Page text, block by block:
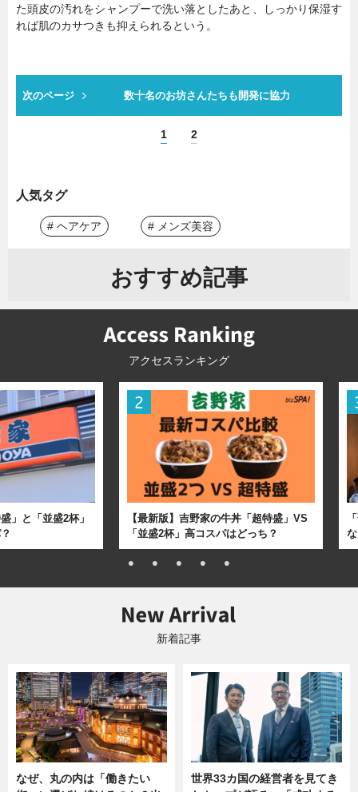
た頭皮の汚れをシャンプーで洗い落としたあと、しっかり保湿す
れば肌のカサつきも抑えられるという。
次のページ 数十名のお坊さんたちも開発に協力
1 2
人気タグ
# ヘアケア # メンズ美容
おすすめ記事
アクセスランキング
」と「並盛2杯」
【最新版】吉野家の牛丼「超特盛」VS
「並盛2杯」高コスパはどっち？
新着記事
なぜ、丸の内は「働きたい
世界33カ国の経営者を見てき